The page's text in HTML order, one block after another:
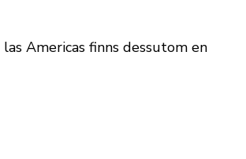
Americas finns dessutom en